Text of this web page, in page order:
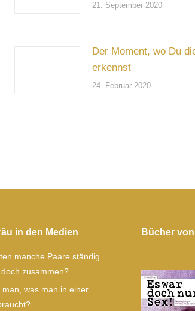
21. September 2020
Der Moment, wo Du
erkennst
24. Februar 2020
in den Medien
manche Paare ständig
zusammen?
was man in einer
Bücher